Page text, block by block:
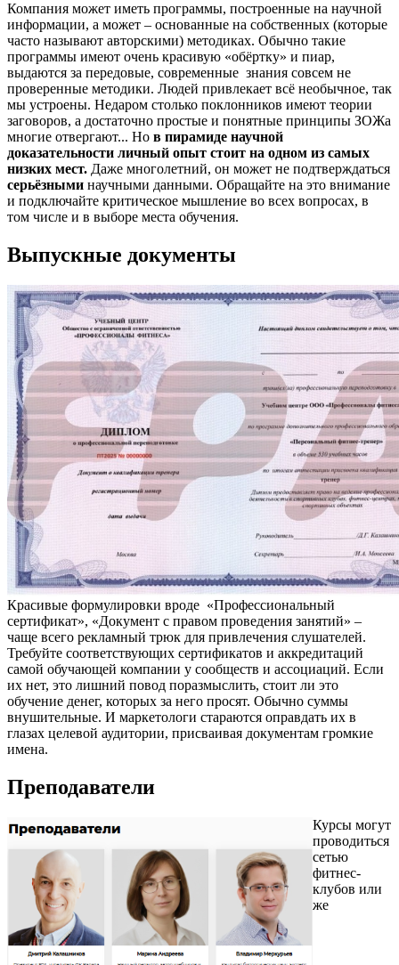
Компания может иметь программы, построенные на научной
информации, а может – основанные на собственных (которые
часто называют авторскими) методиках. Обычно такие
программы имеют очень красивую «обёртку» и пиар,
выдаются за передовые, современные знания совсем не
проверенные методики. Людей привлекает всё необычное, так
мы устроены. Недаром столько поклонников имеют теории
заговоров, а достаточно простые и понятные принципы ЗОЖа
многие отвергают... Но в пирамиде научной
доказательности личный опыт стоит на одном из самых
низких мест. Даже многолетний, он может не подтверждаться
серьёзными научными данными. Обращайте на это внимание
и подключайте критическое мышление во всех вопросах, в
том числе и в выборе места обучения.
Выпускные документы
Красивые формулировки вроде «Профессиональный
сертификат», «Документ с правом проведения занятий» –
чаще всего рекламный трюк для привлечения слушателей.
Требуйте соответствующих сертификатов и аккредитаций
самой обучающей компании у сообществ и ассоциаций. Если
их нет, это лишний повод поразмыслить, стоит ли это
обучение денег, которых за него просят. Обычно суммы
внушительные. И маркетологи стараются оправдать их в
глазах целевой аудитории, присваивая документам громкие
имена.
Преподаватели
Курсы могут
проводиться
сетью
фитнес-
клубов или
же